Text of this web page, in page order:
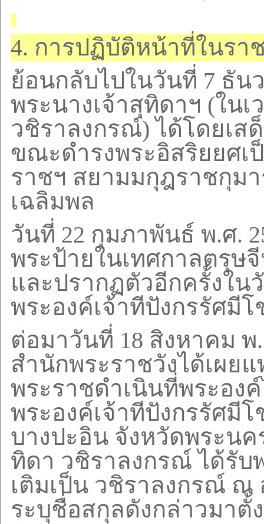
4. การปฏิบัติหน้าที่ในรา
ย้อนกลับไปในวันที่ 7 ธัน
พระนางเจ้าสุทิดาฯ (ใน
วชิราลงกรณ์) ได้โดยเส
ขณะดำรงพระอิสริยยศเ
ราชฯ สยามมกุฎราชกุม
เฉลิมพล
วันที่ 22 กุมภาพันธ์ พ.ศ.
พระป้ายในเทศกาลตรุ
และปรากฏตัวอีกครั้งใน
พระองค์เจ้าทีปังกรรัศมี
ต่อมาวันที่ 18 สิงหาคม
สำนักพระราชวังได้เผย
พระราชดำเนินที่พระอง
พระองค์เจ้าทีปังกรรัศมี
บางปะอิน จังหวัดพระน
ทิดา วชิราลงกรณ์ ได้รับ
เติมเป็น วชิราลงกรณ์
ระบุชื่อสกุลดังกล่าวมาตั้